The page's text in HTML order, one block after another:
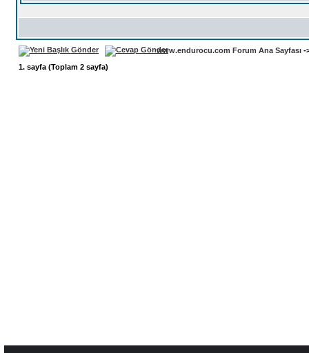
www.endurocu.com Forum Ana Sayfası -
1. sayfa (Toplam 2 sayfa)